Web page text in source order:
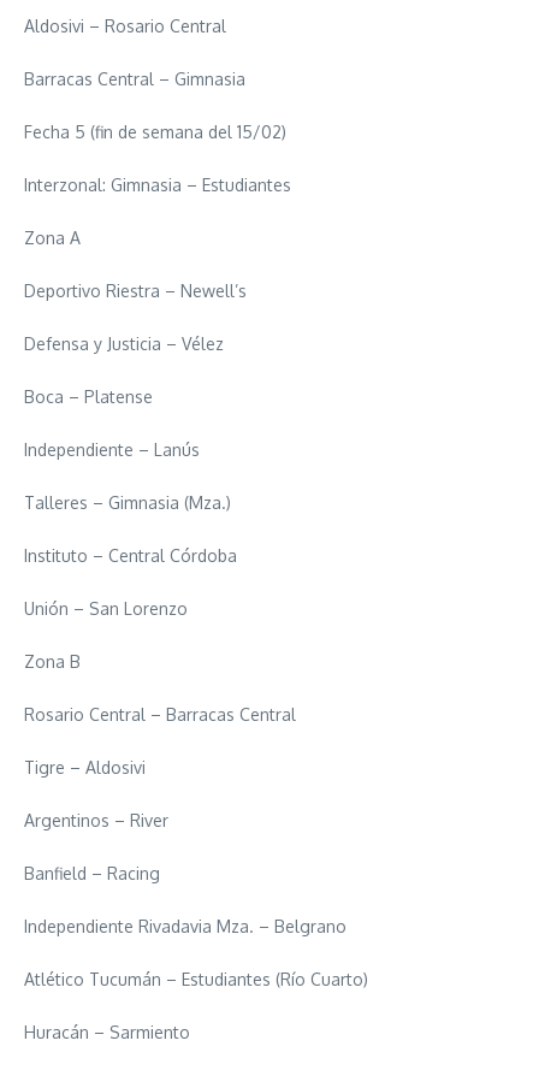
Aldosivi – Rosario Central
Barracas Central – Gimnasia
Fecha 5 (fin de semana del 15/02)
Interzonal: Gimnasia – Estudiantes
Zona A
Deportivo Riestra – Newell’s
Defensa y Justicia – Vélez
Boca – Platense
Independiente – Lanús
Talleres – Gimnasia (Mza.)
Instituto – Central Córdoba
Unión – San Lorenzo
Zona B
Rosario Central – Barracas Central
Tigre – Aldosivi
Argentinos – River
Banfield – Racing
Independiente Rivadavia Mza. – Belgrano
Atlético Tucumán – Estudiantes (Río Cuarto)
Huracán – Sarmiento